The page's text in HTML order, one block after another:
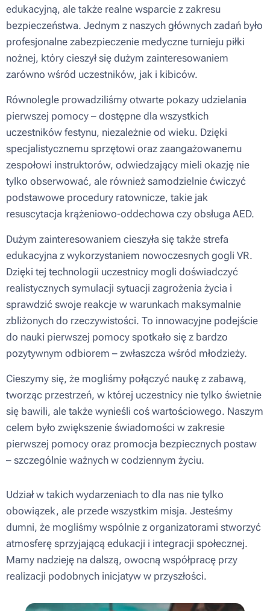
edukacyjną, ale także realne wsparcie z zakresu
bezpieczeństwa. Jednym z naszych głównych zadań było
profesjonalne zabezpieczenie medyczne turnieju piłki
nożnej, który cieszył się dużym zainteresowaniem
zarówno wśród uczestników, jak i kibiców.
Równolegle prowadziliśmy otwarte pokazy udzielania
pierwszej pomocy – dostępne dla wszystkich
uczestników festynu, niezależnie od wieku. Dzięki
specjalistycznemu sprzętowi oraz zaangażowanemu
zespołowi instruktorów, odwiedzający mieli okazję nie
tylko obserwować, ale również samodzielnie ćwiczyć
podstawowe procedury ratownicze, takie jak
resuscytacja krążeniowo-oddechowa czy obsługa AED.
Dużym zainteresowaniem cieszyła się także strefa
edukacyjna z wykorzystaniem nowoczesnych gogli VR.
Dzięki tej technologii uczestnicy mogli doświadczyć
realistycznych symulacji sytuacji zagrożenia życia i
sprawdzić swoje reakcje w warunkach maksymalnie
zbliżonych do rzeczywistości. To innowacyjne podejście
do nauki pierwszej pomocy spotkało się z bardzo
pozytywnym odbiorem – zwłaszcza wśród młodzieży.
Cieszymy się, że mogliśmy połączyć naukę z zabawą,
tworząc przestrzeń, w której uczestnicy nie tylko świetnie
się bawili, ale także wynieśli coś wartościowego. Naszym
celem było zwiększenie świadomości w zakresie
pierwszej pomocy oraz promocja bezpiecznych postaw
– szczególnie ważnych w codziennym życiu.
Udział w takich wydarzeniach to dla nas nie tylko
obowiązek, ale przede wszystkim misja. Jesteśmy
dumni, że mogliśmy wspólnie z organizatorami stworzyć
atmosferę sprzyjającą edukacji i integracji społecznej.
Mamy nadzieję na dalszą, owocną współpracę przy
realizacji podobnych inicjatyw w przyszłości.